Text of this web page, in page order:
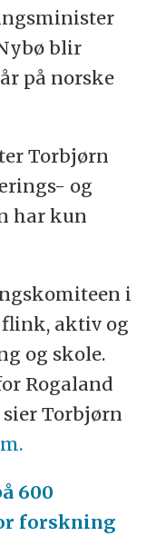
og
blir
på norske
Torbjørn
og
har kun
i
aktiv og
og skole.
Rogaland
Torbjørn
600
forskning